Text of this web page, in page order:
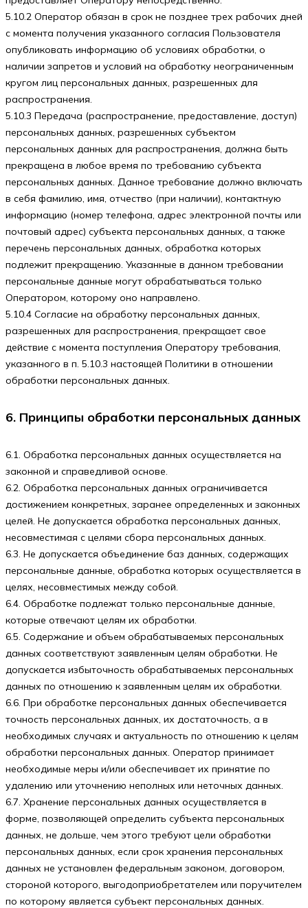
5.10.2 Оператор обязан в срок не позднее трех рабочих дней
с момента получения указанного согласия Пользователя
опубликовать информацию об условиях обработки, о
наличии запретов и условий на обработку неограниченным
кругом лиц персональных данных, разрешенных для
распространения.
5.10.3 Передача (распространение, предоставление, доступ)
персональных данных, разрешенных субъектом
персональных данных для распространения, должна быть
прекращена в любое время по требованию субъекта
персональных данных. Данное требование должно включать
в себя фамилию, имя, отчество (при наличии), контактную
информацию (номер телефона, адрес электронной почты или
почтовый адрес) субъекта персональных данных, а также
перечень персональных данных, обработка которых
подлежит прекращению. Указанные в данном требовании
персональные данные могут обрабатываться только
Оператором, которому оно направлено.
5.10.4 Согласие на обработку персональных данных,
разрешенных для распространения, прекращает свое
действие с момента поступления Оператору требования,
указанного в п. 5.10.3 настоящей Политики в отношении
обработки персональных данных.
6. Принципы обработки персональных данных
6.1. Обработка персональных данных осуществляется на
законной и справедливой основе.
6.2. Обработка персональных данных ограничивается
достижением конкретных, заранее определенных и законных
целей. Не допускается обработка персональных данных,
несовместимая с целями сбора персональных данных.
6.3. Не допускается объединение баз данных, содержащих
персональные данные, обработка которых осуществляется в
целях, несовместимых между собой.
6.4. Обработке подлежат только персональные данные,
которые отвечают целям их обработки.
6.5. Содержание и объем обрабатываемых персональных
данных соответствуют заявленным целям обработки. Не
допускается избыточность обрабатываемых персональных
данных по отношению к заявленным целям их обработки.
6.6. При обработке персональных данных обеспечивается
точность персональных данных, их достаточность, а в
необходимых случаях и актуальность по отношению к целям
обработки персональных данных. Оператор принимает
необходимые меры и/или обеспечивает их принятие по
удалению или уточнению неполных или неточных данных.
6.7. Хранение персональных данных осуществляется в
форме, позволяющей определить субъекта персональных
данных, не дольше, чем этого требуют цели обработки
персональных данных, если срок хранения персональных
данных не установлен федеральным законом, договором,
стороной которого, выгодоприобретателем или поручителем
по которому является субъект персональных данных.